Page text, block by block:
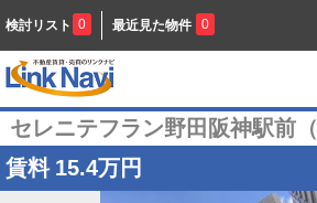
検討リスト 0 最近見た物件 0
セレニテフラン野田阪神駅前（
賃料 15.4万円